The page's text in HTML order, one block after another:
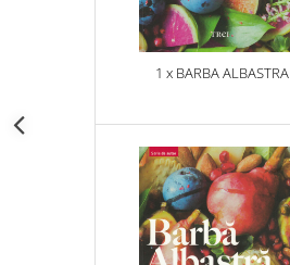
1 x BARBA ALBASTRA